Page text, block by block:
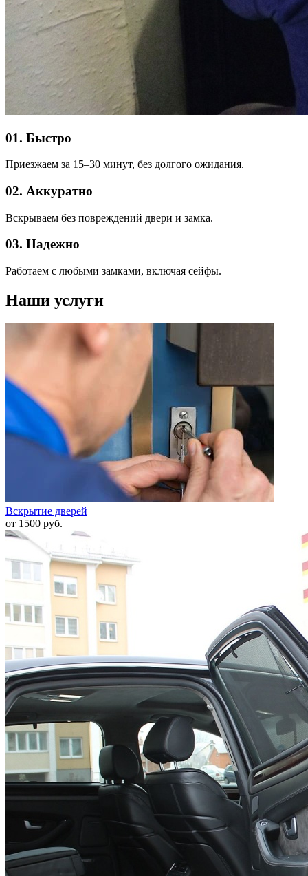
01. Быстро
Приезжаем за 15–30 минут, без долгого ожидания.
02. Аккуратно
Вскрываем без повреждений двери и замка.
03. Надежно
Работаем с любыми замками, включая сейфы.
Наши услуги
Вскрытие дверей
от 1500 руб.